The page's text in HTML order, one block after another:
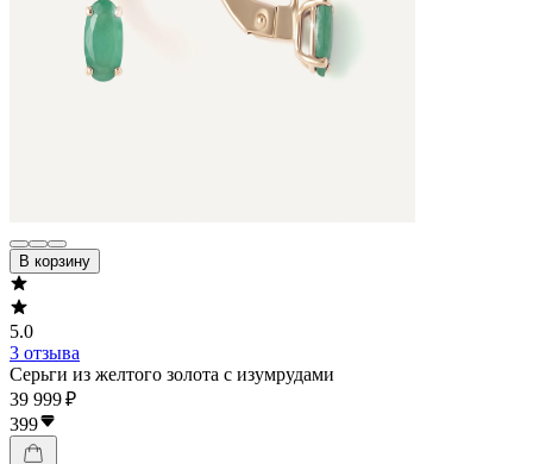
В корзину
5.0
3 отзыва
Серьги из желтого золота с изумрудами
39 999 ₽
399